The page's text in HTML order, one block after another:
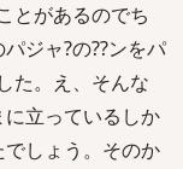
とがあるのでち
ジャ?の??ンをパ
た。え、そんな
立っているしか
しょう。そのか